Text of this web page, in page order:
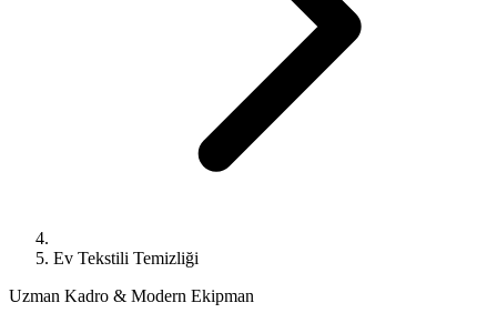
Ev Tekstili Temizliği
Uzman Kadro & Modern Ekipman